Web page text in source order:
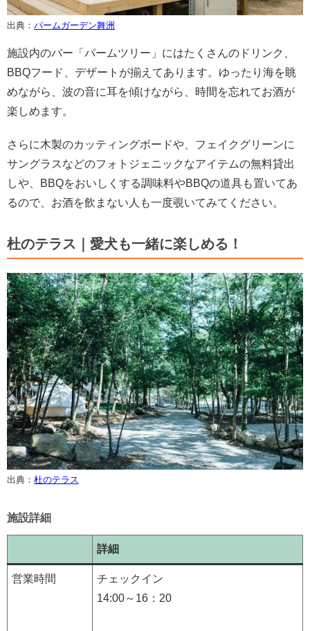
出典： パームガーデン舞洲
施設内のバー「パームツリー」にはたくさんのドリンク、
BBQフード、デザートが揃えてあります。ゆったり海を眺
めながら、波の音に耳を傾けながら、時間を忘れてお酒が
楽しめます。
さらに木製のカッティングボードや、フェイクグリーンに
サングラスなどのフォトジェニックなアイテムの無料貸出
しや、BBQをおいしくする調味料やBBQの道具も置いてあ
るので、お酒を飲まない人も一度覗いてみてください。
杜のテラス｜愛犬も一緒に楽しめる！
出典： 杜のテラス
施設詳細
詳細
営業時間
チェックイン
14:00～16：20